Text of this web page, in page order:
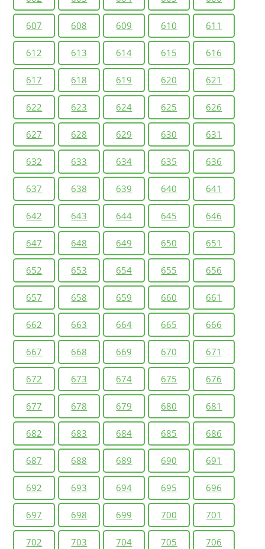
607 608 609 610 611
612 613 614 615 616
617 618 619 620 621
622 623 624 625 626
627 628 629 630 631
632 633 634 635 636
637 638 639 640 641
642 643 644 645 646
647 648 649 650 651
652 653 654 655 656
657 658 659 660 661
662 663 664 665 666
667 668 669 670 671
672 673 674 675 676
677 678 679 680 681
682 683 684 685 686
687 688 689 690 691
692 693 694 695 696
697 698 699 700 701
702 703 704 705 706